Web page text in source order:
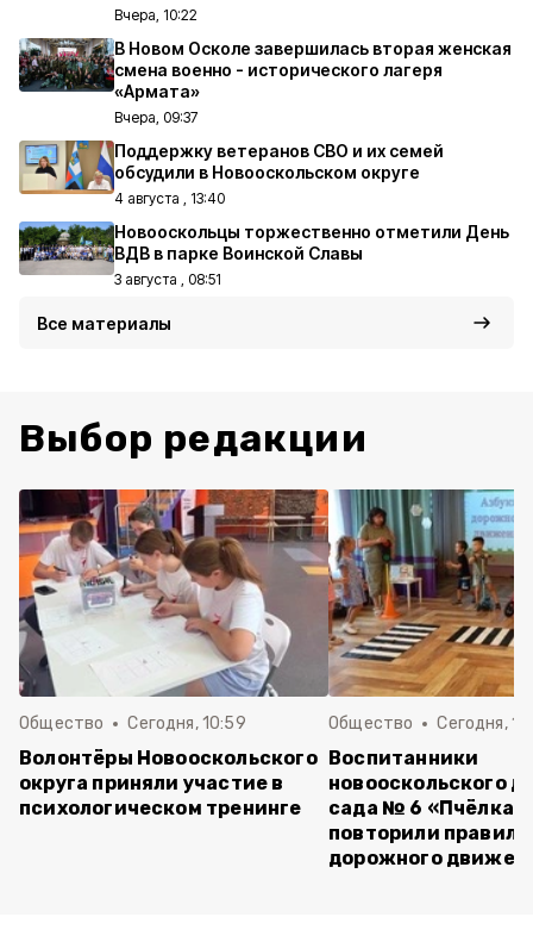
Вчера, 10:22
В Новом Осколе завершилась вторая женская
смена военно - исторического лагеря
«Армата»
Вчера, 09:37
Поддержку ветеранов СВО и их семей
обсудили в Новооскольском округе
4 августа , 13:40
Новооскольцы торжественно отметили День
ВДВ в парке Воинской Славы
3 августа , 08:51
Все материалы
Выбор редакции
Общество Сегодня, 10:59
Волонтёры Новооскольского
округа приняли участие в
психологическом тренинге
Общество Сегодня,
Воспитанники
новооскольского
сада № 6 «Пчёлка»
повторили правила
дорожного